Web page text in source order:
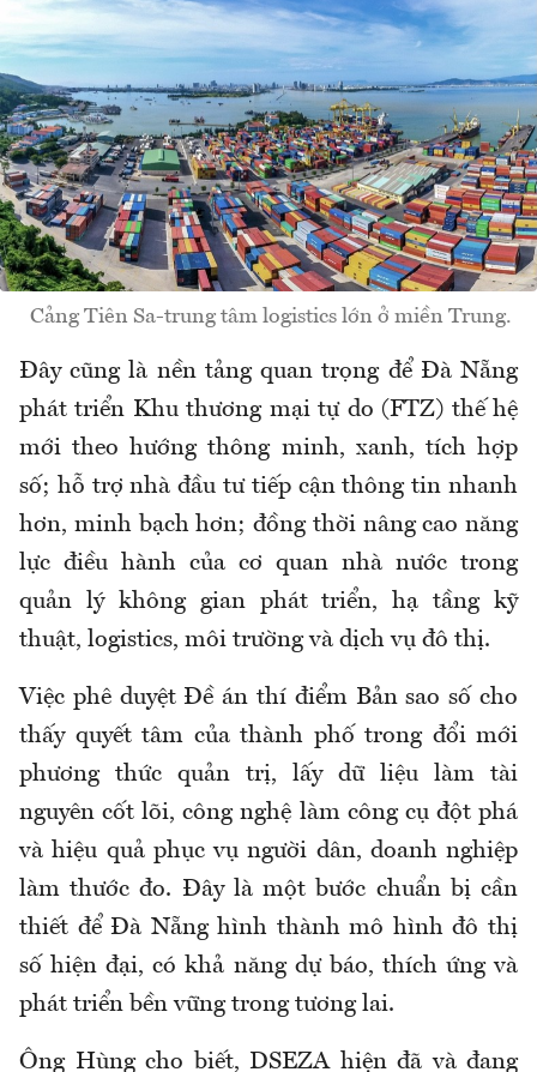
Cảng Tiên Sa-trung tâm logistics lớn ở miền Trung.
Đây cũng là nền tảng quan trọng để Đà Nẵng
phát triển Khu thương mại tự do (FTZ) thế hệ
mới theo hướng thông minh, xanh, tích hợp
số; hỗ trợ nhà đầu tư tiếp cận thông tin nhanh
hơn, minh bạch hơn; đồng thời nâng cao năng
lực điều hành của cơ quan nhà nước trong
quản lý không gian phát triển, hạ tầng kỹ
thuật, logistics, môi trường và dịch vụ đô thị.
Việc phê duyệt Đề án thí điểm Bản sao số cho
thấy quyết tâm của thành phố trong đổi mới
phương thức quản trị, lấy dữ liệu làm tài
nguyên cốt lõi, công nghệ làm công cụ đột phá
và hiệu quả phục vụ người dân, doanh nghiệp
làm thước đo. Đây là một bước chuẩn bị cần
thiết để Đà Nẵng hình thành mô hình đô thị
số hiện đại, có khả năng dự báo, thích ứng và
phát triển bền vững trong tương lai.
Ông Hùng cho biết, DSEZA hiện đã và đang